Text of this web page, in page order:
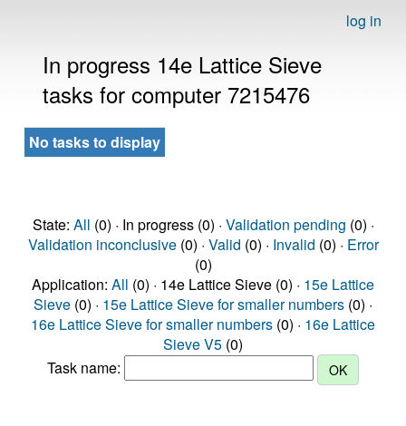
log in
In progress 14e Lattice Sieve
tasks for computer 7215476
No tasks to display
State: All (0) · In progress (0) · Validation pending (0) ·
Validation inconclusive(0) · Valid (0) · Invalid (0) · Error
(0)
Application: All (0) · 14e Lattice Sieve (0) · 15e Lattice
Sieve (0) · 15e Lattice Sieve for smaller numbers (0) ·
16e Lattice Sieve for smaller numbers (0) · 16e Lattice
Sieve V5 (0)
Task name: